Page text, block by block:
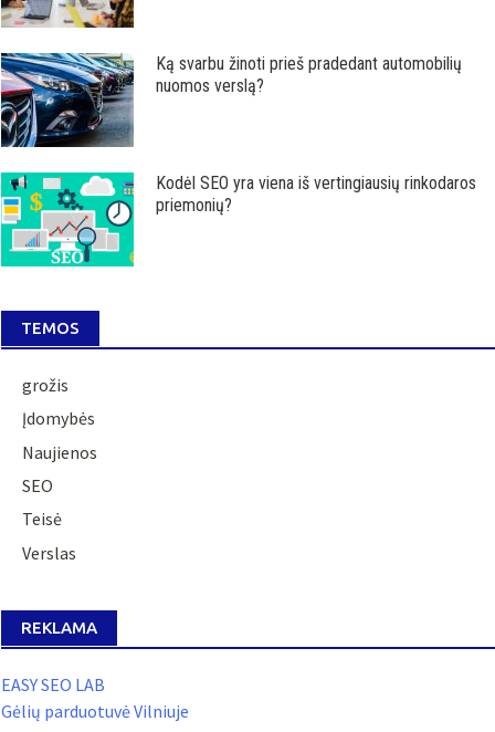
Ką svarbu žinoti prieš pradedant automobilių
nuomos verslą?
Kodėl SEO yra viena iš vertingiausių rinkodaros
priemonių?
TEMOS
grožis
Įdomybės
Naujienos
SEO
Teisė
Verslas
REKLAMA
EASY SEO LAB
Gėlių parduotuvė Vilniuje